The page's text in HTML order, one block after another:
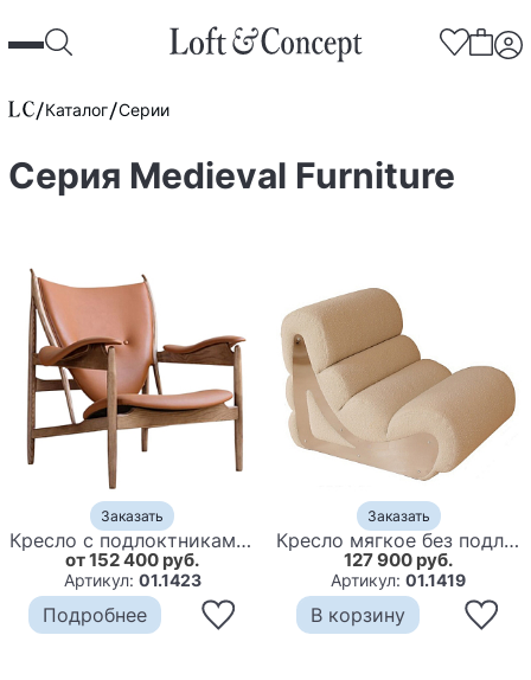
Каталог Серии
Серия Medieval Furniture
Заказать
Кресло с подлоктниками в скандинавском стиле Medieval Furniture
от 152 400 руб.
Артикул: 01.1423
Подробнее
Заказать
Кресло мягкое без подлкотников White Sheepskin Armchair
127 900 руб.
Артикул:01.1419
В корзину